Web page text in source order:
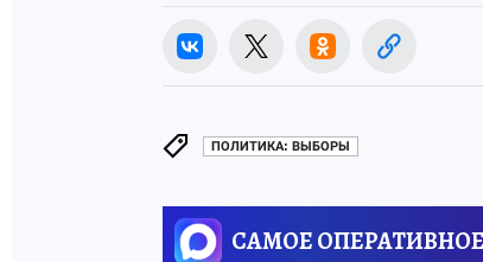
ПОЛИТИКА: ВЫБОРЫ
САМОЕ